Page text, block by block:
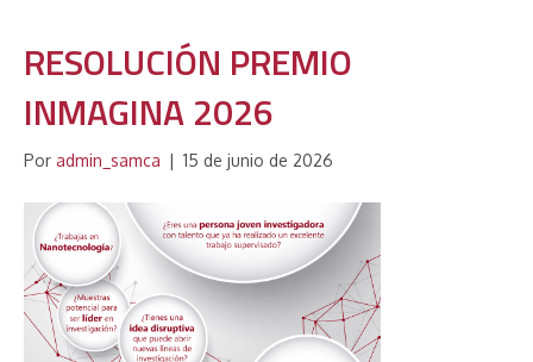
RESOLUCIÓN PREMIO
INMAGINA 2026
Por admin_samca | 15 de junio de 2026